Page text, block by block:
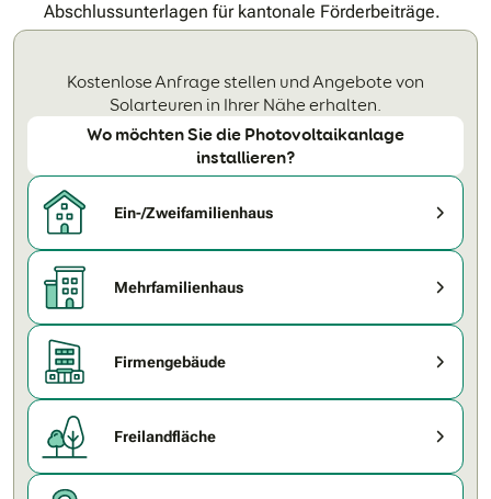
Abschlussunterlagen für kantonale Förderbeiträge.
Kostenlose Anfrage stellen und Angebote von
Solarteuren in Ihrer Nähe erhalten.
Wo möchten Sie die Photovoltaikanlage
installieren?
Ein-/Zweifamilienhaus
Mehrfamilienhaus
Firmengebäude
Freilandfläche